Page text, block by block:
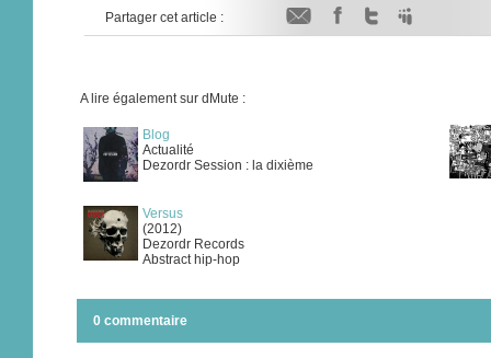
Partager cet article :
A lire également sur dMute :
Blog
Actualité
Dezordr Session : la dixième
Versus
(2012)
Dezordr Records
Abstract hip-hop
0 commentaire